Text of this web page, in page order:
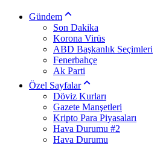
Gündem
Son Dakika
Korona Virüs
ABD Başkanlık Seçimleri
Fenerbahçe
Ak Parti
Özel Sayfalar
Döviz Kurları
Gazete Manşetleri
Kripto Para Piyasaları
Hava Durumu #2
Hava Durumu